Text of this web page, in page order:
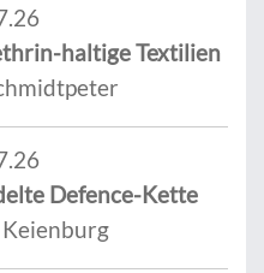
haltige Textilien
Defence-Kette